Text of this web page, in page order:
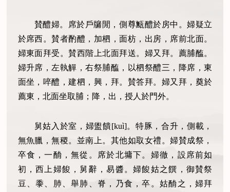
賛醴婦。席於戶牖閒，側尊甒醴於房中。婦疑立
於席西。賛者酌醴，加柶，面枋，出房，席前北面。
婦東面拜受。賛西階上北面拜送。婦又拜。薦脯醢。
婦升席，左執觶，右祭脯醢，以柶祭醴三，降席，東
面坐，啐醴，建柶，興，拜。賛答拜。婦又拜，奠於
薦東，北面坐取脯；降，出，授人於門外。
舅姑入於室，婦盥饋[kuì]。特豚，合升，側載，
無魚臘，無稷。並南上。其他如取女禮。婦賛成祭，
卒食，一酳，無從。席於北墉下。婦徹，設席前如
初，西上婦餕，舅辭，易醬。婦餕姑之饌，御賛祭
豆、黍、肺、舉肺、脊，乃食，卒。姑酳之，婦拜